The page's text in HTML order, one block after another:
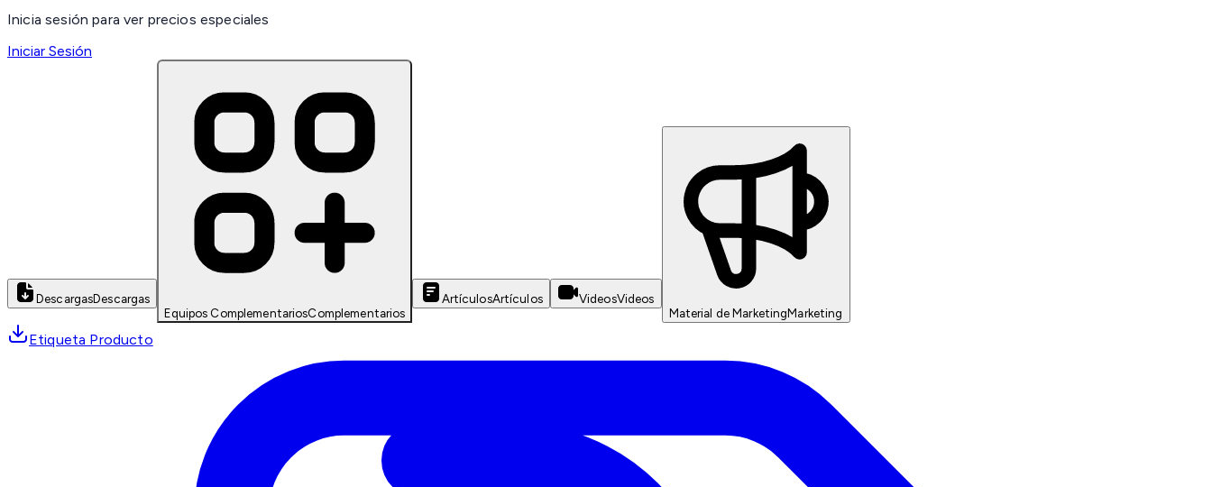
Inicia sesión para ver precios especiales
Iniciar Sesión
DescargasDescargas
Equipos ComplementariosComplementarios
ArtículosArtículos VideosVideos
Material de MarketingMarketing
Etiqueta Producto